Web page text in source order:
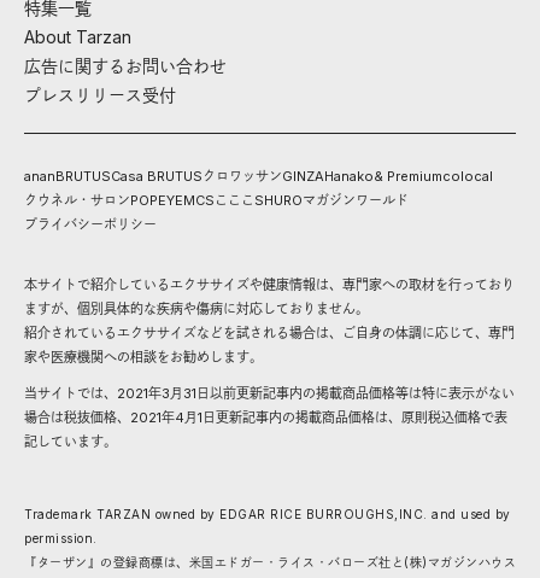
特集一覧
About Tarzan
広告に関するお問い合わせ
プレスリリース受付
ananBRUTUSCasa BRUTUS クロワッサンGINZAHanako& Premiumcolocal
クウネル・サロンPOPEYEMCS こここ SHUROマガジンワールド
プライバシーポリシー
本サイトで紹介しているエクササイズや健康情報は、専門家への取材を行っており
ますが、個別具体的な疾病や傷病に対応しておりません。
紹介されているエクササイズなどを試される場合は、ご自身の体調に応じて、専門
家や医療機関への相談をお勧めします。
当サイトでは、2021年3月31日以前更新記事内の掲載商品価格等は特に表示がない
場合は税抜価格、2021年4月1日更新記事内の掲載商品価格は、原則税込価格で表
記しています。
Trademark TARZAN owned by EDGAR RICE BURROUGHS,INC. and used by
permission.
『ターザン』の登録商標は、米国エドガー・ライス・バローズ社と(株)マガジンハウス